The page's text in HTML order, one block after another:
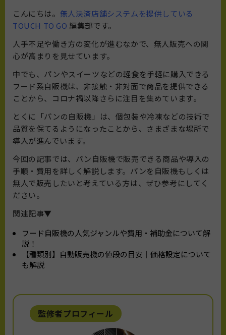
こんにちは。 無人決済店舗システムを提供している
TOUCH TO GO 編集部です。
人手不足や働き方の変化が進むなかで、無人販売への関
心が高まりを見せています。
中でも、パンやスイーツなどの軽食を手軽に購入できる
フード系自販機は、非接触・非対面で商品を提供できる
ことから、コロナ禍以降さらに注目を集めています。
とくに「パンの自販機」は、個包装や冷凍などの技術で
品質を保てるようになったことから、さまざまな場所で
導入が進んでいます。
今回の記事では、パン自販機で販売できる商品や導入の
手順・費用を詳しく解説します。パンを自販機もしくは
無人で販売したいと考えている方は、ぜひ参考にしてく
ださい。
関連記事▼
フード自販機の人気ジャンルや費用・補助金について解
説！
【種類別】自動販売機の値段の目安｜価格設定について
も解説
監修者プロフィール